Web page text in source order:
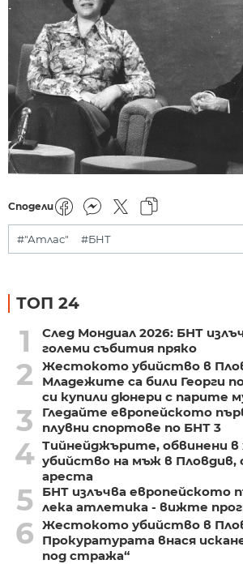
Сподели
#"Атлас" #БНТ
ТОП 24
1
След Мондиал 2026: БНТ
големи събития пряко
2
Жестокото убийство в
Младежите са били Георги
си купили дюнери с парите
3
Гледайте европейското
плувни спортове по БНТ 3
4 Тийнейджърите, обвинени
убийство на мъж в
ареста
5
БНТ излъчва европейското
лека атлетика - вижте
6 Жестокото убийство в
Прокуратурата внася
под стража“